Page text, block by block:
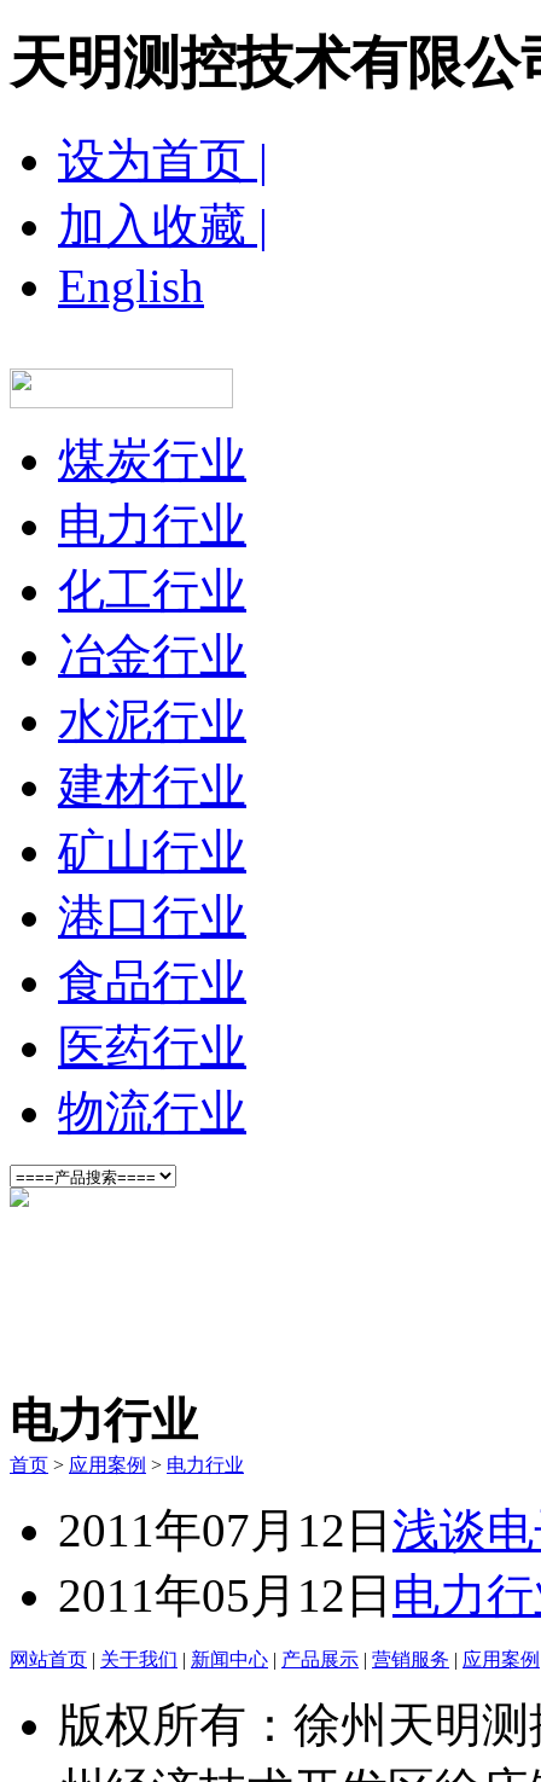
天明测控技术有限公
设为首页 |
加入收藏 |
English
煤炭行业
电力行业
化工行业
冶金行业
水泥行业
建材行业
矿山行业
港口行业
食品行业
医药行业
物流行业
电力行业
首页 > 应用案例 > 电力行业
2011年07月12日 浅谈
2011年05月12日 电力
网站首页 | 关于我们 | 新闻中心 | 产品展示 | 营销服务 | 应用案例
版权所有：徐州天明